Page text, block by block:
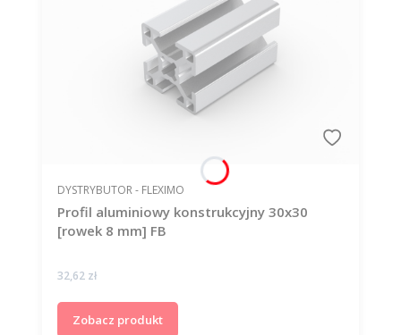
Profil aluminiowy konstrukcyjny 30x30
[rowek 8 mm] FB
PRODUCENT
DYSTRYBUTOR - FLEXIMO
Cena
32,62 zł
Zobacz produkt